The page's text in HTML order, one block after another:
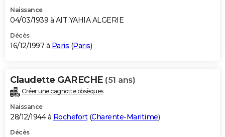
Naissance
04/03/1939 à AIT YAHIA ALGERIE
Décès
16/12/1997 à Paris (Paris)
Claudette GARECHE (51 ans)
Créer une cagnotte obsèques
Naissance
28/12/1944 à Rochefort(Charente-Maritime)
Décès